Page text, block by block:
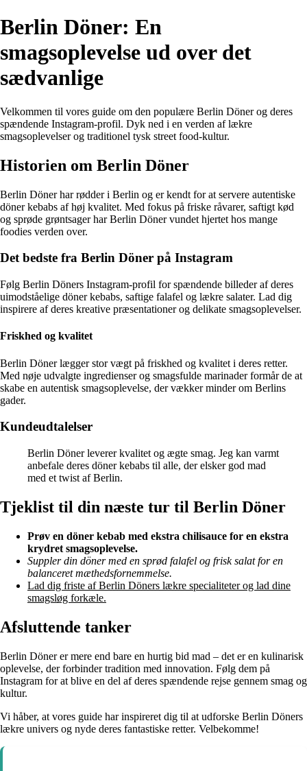
Berlin Döner: En
smagsoplevelse ud over det
sædvanlige
Velkommen til vores guide om den populære Berlin Döner og deres
spændende Instagram-profil. Dyk ned i en verden af lækre
smagsoplevelser og traditionel tysk street food-kultur.
Historien om Berlin Döner
Berlin Döner har rødder i Berlin og er kendt for at servere autentiske
döner kebabs af høj kvalitet. Med fokus på friske råvarer, saftigt kød
og sprøde grøntsager har Berlin Döner vundet hjertet hos mange
foodies verden over.
Det bedste fra Berlin Döner på Instagram
Følg Berlin Döners Instagram-profil for spændende billeder af deres
uimodståelige döner kebabs, saftige falafel og lækre salater. Lad dig
inspirere af deres kreative præsentationer og delikate smagsoplevelser.
Friskhed og kvalitet
Berlin Döner lægger stor vægt på friskhed og kvalitet i deres retter.
Med nøje udvalgte ingredienser og smagsfulde marinader formår de at
skabe en autentisk smagsoplevelse, der vækker minder om Berlins
gader.
Kundeudtalelser
Berlin Döner leverer kvalitet og ægte smag. Jeg kan varmt
anbefale deres döner kebabs til alle, der elsker god mad
med et twist af Berlin.
Tjeklist til din næste tur til Berlin Döner
Prøv en döner kebab med ekstra chilisauce for en ekstra
krydret smagsoplevelse.
Suppler din döner med en sprød falafel og frisk salat for en
balanceret mæthedsfornemmelse.
Lad dig friste af Berlin Döners lækre specialiteter og lad dine
smagsløg forkæle.
Afsluttende tanker
Berlin Döner er mere end bare en hurtig bid mad – det er en kulinarisk
oplevelse, der forbinder tradition med innovation. Følg dem på
Instagram for at blive en del af deres spændende rejse gennem smag og
kultur.
Vi håber, at vores guide har inspireret dig til at udforske Berlin Döners
lækre univers og nyde deres fantastiske retter. Velbekomme!